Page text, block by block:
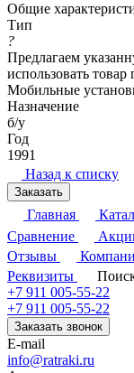
Общие
Тип
?
Предлагаем
использовать
Мобильные
Назначение
б/у
Год
1991
Назад к списку
Заказать
Главная
Сравнение
Отзывы
Реквизиты
+7 911 005-55-22
+7 911 005-55-22
Заказать звонок
E-mail
info@ratraki.ru